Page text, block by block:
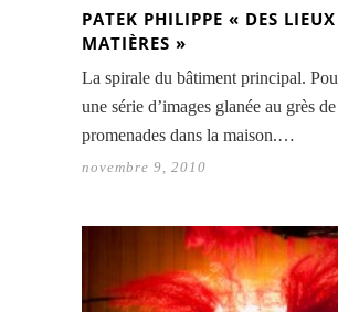
PATEK PHILIPPE « DES LIEUX
MATIÈRES »
La spirale du bâtiment principal.
une série d’images glanée au grès
promenades dans la maison.…
novembre 9, 2010